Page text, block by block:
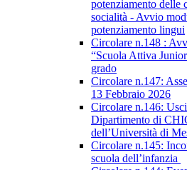
potenziamento delle
socialità - Avvio
potenziamento lingui
Circolare n.148 :
“Scuola Attiva
grado
Circolare n.147:
13 Febbraio 2026
Circolare n.146:
Dipartimento di
dell’Università di
Circolare n.145:
scuola dell’infanzia